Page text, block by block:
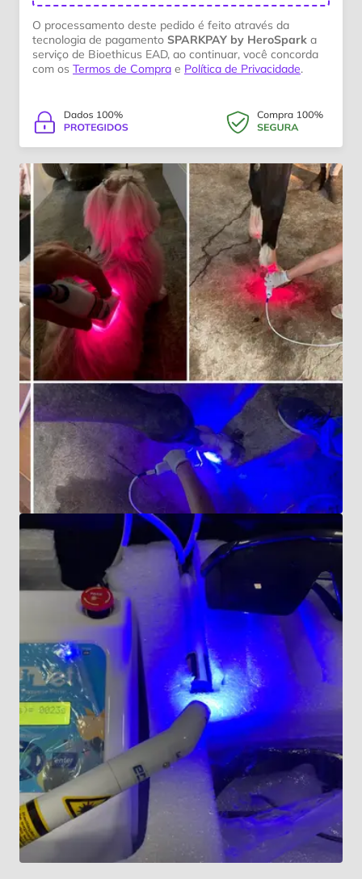
O processamento deste pedido é feito através da
tecnologia de pagamento SPARKPAY by HeroSpark a
serviço de Bioethicus EAD, ao continuar, você concorda
com os Termos de Compra e Política de Privacidade.